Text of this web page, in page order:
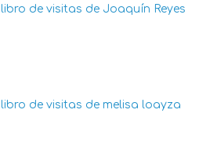
libro de visitas de Joaquín Reyes
libro de visitas de melisa loayza